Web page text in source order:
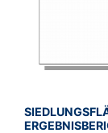
BROSCHÜRE: